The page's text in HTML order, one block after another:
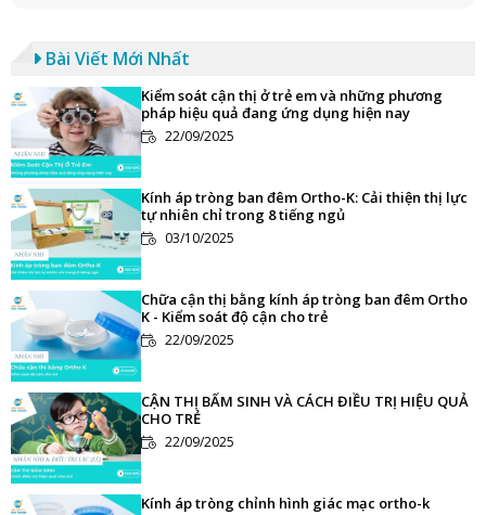
Bài Viết Mới Nhất
Kiểm soát cận thị ở trẻ em và những phương
pháp hiệu quả đang ứng dụng hiện nay
22/09/2025
Kính áp tròng ban đêm Ortho-K: Cải thiện thị lực
tự nhiên chỉ trong 8 tiếng ngủ
03/10/2025
Chữa cận thị bằng kính áp tròng ban đêm Ortho
K - Kiểm soát độ cận cho trẻ
22/09/2025
CẬN THỊ BẨM SINH VÀ CÁCH ĐIỀU TRỊ HIỆU QUẢ
CHO TRẺ
22/09/2025
Kính áp tròng chỉnh hình giác mạc ortho-k